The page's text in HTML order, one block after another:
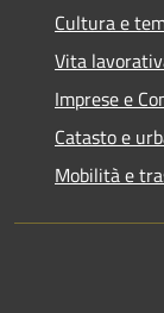
Cultura e
Vita
Imprese e
Catasto e
Mobilità e